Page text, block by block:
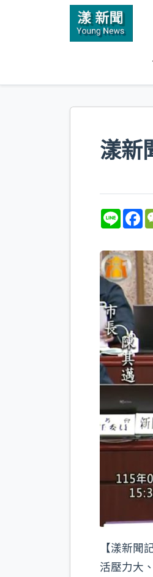
漾新
L
F
b
o
o
k
【漾新聞
活壓力大